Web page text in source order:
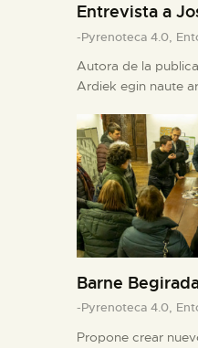
Entrevista a
-Pyrenoteca 4.0,
Autora de la
Ardiek egin naute
Barne
-Pyrenoteca 4.0,
Propone crear